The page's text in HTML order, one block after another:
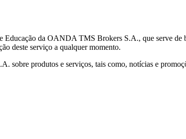
Educação da OANDA TMS Brokers S.A., que serve de
deste serviço a qualquer momento.
produtos e serviços, tais como, notícias e